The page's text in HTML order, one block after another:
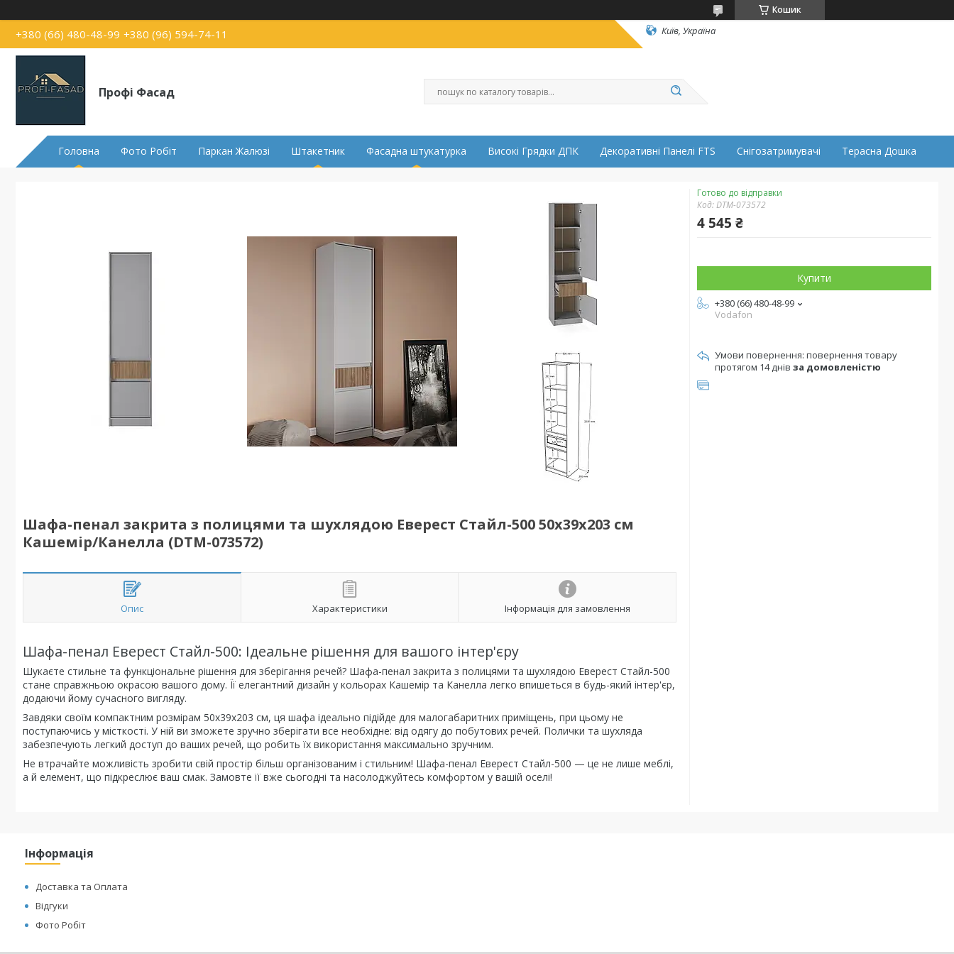
Кошик
+380 (66) 480-48-99 +380 (96) 594-74-11 Київ, Україна
Профі Фасад
Головна Фото Робіт Паркан Жалюзі Штакетник Фасадна штукатурка Високі Грядки ДПК Декоративні Панелі FTS Снігозатримувачі Терасна Дошка
Шафа-пенал закрита з полицями та шухлядою Еверест Стайл-500 50х39х203 см
Кашемір/Канелла (DTM-073572)
Опис Характеристики Інформація для замовлення
Шафа-пенал Еверест Стайл-500: Ідеальне рішення для вашого інтер'єру
Шукаєте стильне та функціональне рішення для зберігання речей? Шафа-пенал закрита з полицями та шухлядою Еверест Стайл-500
стане справжньою окрасою вашого дому. Її елегантний дизайн у кольорах Кашемір та Канелла легко впишеться в будь-який інтер'єр,
додаючи йому сучасного вигляду.
Завдяки своїм компактним розмірам 50х39х203 см, ця шафа ідеально підійде для малогабаритних приміщень, при цьому не
поступаючись у місткості. У ній ви зможете зручно зберігати все необхідне: від одягу до побутових речей. Полички та шухляда
забезпечують легкий доступ до ваших речей, що робить їх використання максимально зручним.
Не втрачайте можливість зробити свій простір більш організованим і стильним! Шафа-пенал Еверест Стайл-500 — це не лише меблі,
а й елемент, що підкреслює ваш смак. Замовте її вже сьогодні та насолоджуйтесь комфортом у вашій оселі!
Готово до відправки
Код:DTM-073572
4 545 ₴
Купити
+380 (66) 480-48-99
Vodafon
повернення товару
протягом 14 днів за домовленістю
Інформація
Доставка та Оплата
Відгуки
Фото Робіт